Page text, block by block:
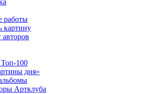
работы
картину
авторов
100
дня»
Артклуба